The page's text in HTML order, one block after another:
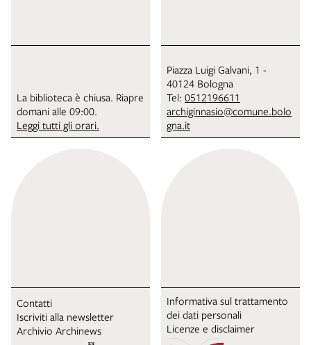
La biblioteca è chiusa. Riapre
domani alle 09:00.
Leggi tutti gli orari.
Piazza Luigi Galvani, 1 -
40124 Bologna
Tel: 0512196611
archiginnasio@comune.bolo
gna.it
Contatti
Iscriviti alla newsletter
Archivio Archinews
Informativa sul trattamento
dei dati personali
Licenze e disclaimer